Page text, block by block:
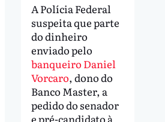
A Polícia Federal
suspeita que parte
do dinheiro
enviado pelo
banqueiro Daniel
Vorcaro, dono do
Banco Master, a
pedido do senador
e pré-candidato à